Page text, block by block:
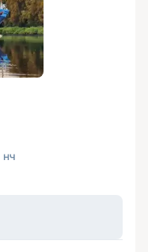
нч